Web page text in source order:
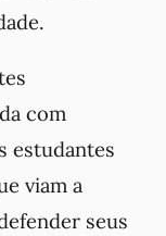
com
estudantes
viam a
seus